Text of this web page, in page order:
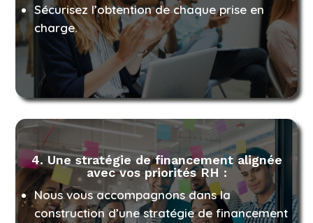
Sécurisez l’obtention de chaque prise en
charge.
4. Une stratégie de financement alignée
avec vos priorités RH :
Nous vous accompagnons dans la
construction d’une stratégie de financement